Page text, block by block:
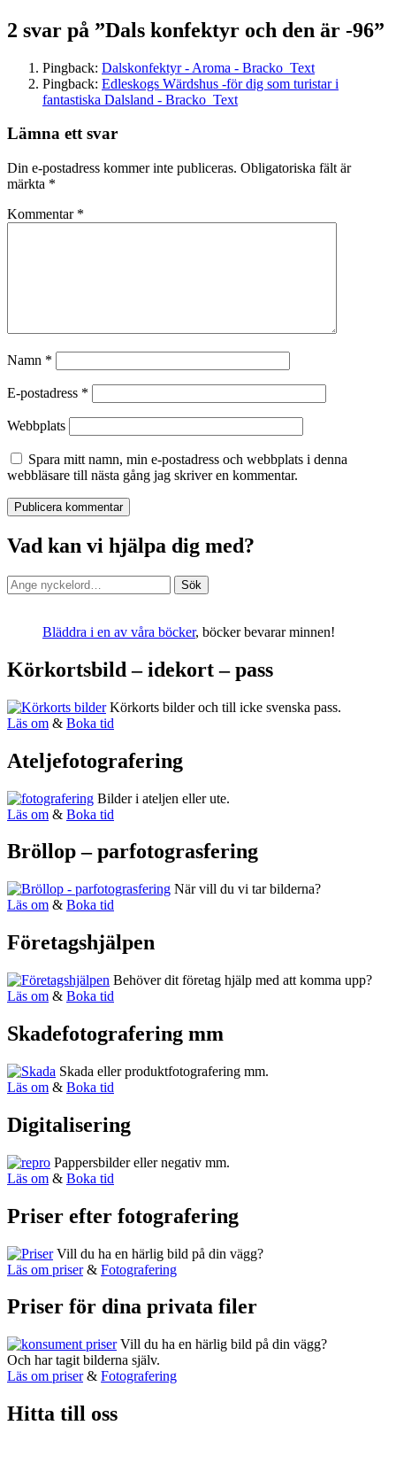
2 svar på ”Dals konfektyr och den är -96”
Pingback: Dalskonfektyr - Aroma - Bracko_Text
Pingback: Edleskogs Wärdshus -för dig som turistar i
fantastiska Dalsland - Bracko_Text
Lämna ett svar
Din e-postadress kommer inte publiceras. Obligatoriska fält är
märkta *
Kommentar *
Namn *
E-postadress *
Webbplats
Spara mitt namn, min e-postadress och webbplats i denna
webbläsare till nästa gång jag skriver en kommentar.
Vad kan vi hjälpa dig med?
Sök
efter:
Sök
Bläddra i en av våra böcker, böcker bevarar minnen!
Körkortsbild – idekort – pass
Körkorts bilder och till icke svenska pass.
Läs om & Boka tid
Ateljefotografering
Bilder i ateljen eller ute.
Läs om & Boka tid
Bröllop – parfotograsfering
När vill du vi tar bilderna?
Läs om & Boka tid
Företagshjälpen
Behöver dit företag hjälp med att komma upp?
Läs om & Boka tid
Skadefotografering mm
Skada eller produktfotografering mm.
Läs om & Boka tid
Digitalisering
Pappersbilder eller negativ mm.
Läs om & Boka tid
Priser efter fotografering
Vill du ha en härlig bild på din vägg?
Läs om priser& Fotografering
Priser för dina privata filer
Vill du ha en härlig bild på din vägg?
Och har tagit bilderna själv.
Läs om priser& Fotografering
Hitta till oss